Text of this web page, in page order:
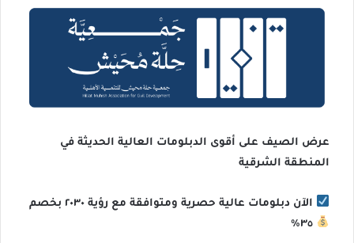
عرض الصيف على أقوى الدبلومات العالية الحديثة في
المنطقة الشرقية
الآن دبلومات عالية حصرية ومتوافقة مع رؤية ٢٠٣٠ بخصم
٣٥٪؜